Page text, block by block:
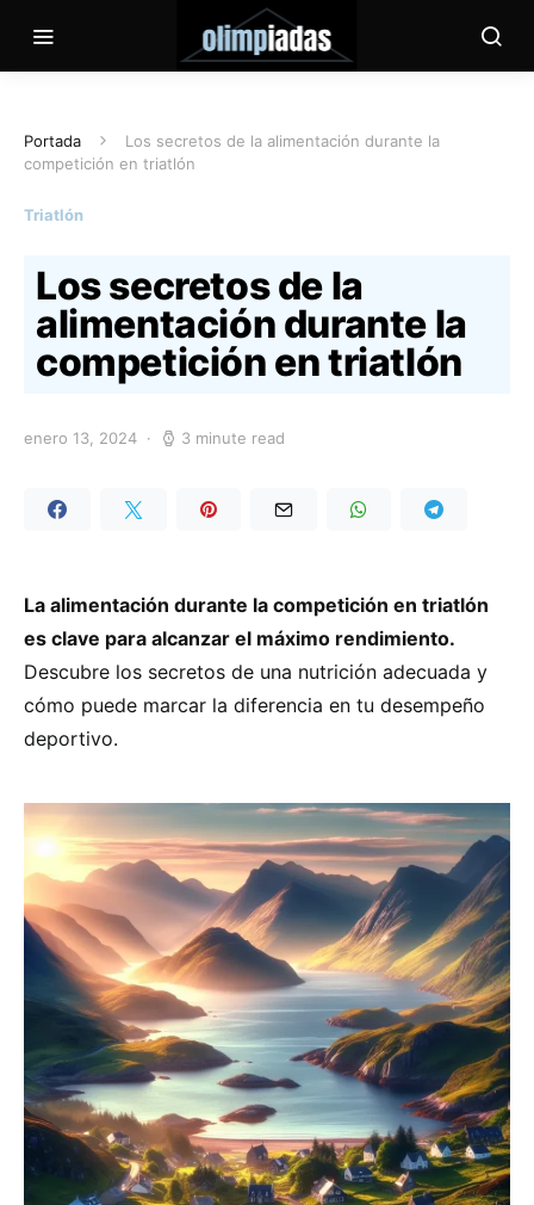
Portada
Los secretos de la alimentación durante la
competición en triatlón
Triatlón
Los secretos de la
alimentación durante la
competición en triatlón
enero 13, 2024 3 minute read
La alimentación durante la competición en triatlón
es clave para alcanzar el máximo rendimiento.
Descubre los secretos de una nutrición adecuada y
cómo puede marcar la diferencia en tu desempeño
deportivo.